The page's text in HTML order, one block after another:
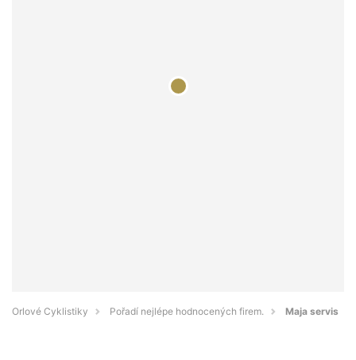
Orlové Cyklistiky Pořadí nejlépe hodnocených firem. Maja servis